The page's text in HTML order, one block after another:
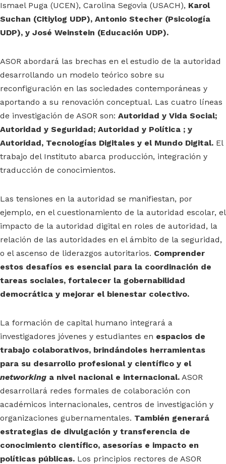
Ismael Puga (UCEN), Carolina Segovia (USACH), Karol
Suchan (Citiylog UDP), Antonio Stecher (Psicología
UDP), y José Weinstein (Educación UDP).
ASOR abordará las brechas en el estudio de la autoridad
desarrollando un modelo teórico sobre su
reconfiguración en las sociedades contemporáneas y
aportando a su renovación conceptual. Las cuatro líneas
de investigación de ASOR son: Autoridad y Vida Social;
Autoridad y Seguridad; Autoridad y Política ; y
Autoridad, Tecnologías Digitales y el Mundo Digital. El
trabajo del Instituto abarca producción, integración y
traducción de conocimientos.
Las tensiones en la autoridad se manifiestan, por
ejemplo, en el cuestionamiento de la autoridad escolar, el
impacto de la autoridad digital en roles de autoridad, la
relación de las autoridades en el ámbito de la seguridad,
o el ascenso de liderazgos autoritarios. Comprender
estos desafíos es esencial para la coordinación de
tareas sociales, fortalecer la gobernabilidad
democrática y mejorar el bienestar colectivo.
La formación de capital humano integrará a
investigadores jóvenes y estudiantes en espacios de
trabajo colaborativos, brindándoles herramientas
para su desarrollo profesional y científico y el
networking a nivel nacional e internacional. ASOR
desarrollará redes formales de colaboración con
académicos internacionales, centros de investigación y
organizaciones gubernamentales. También generará
estrategias de divulgación y transferencia de
conocimiento científico, asesorías e impacto en
políticas públicas. Los principios rectores de ASOR